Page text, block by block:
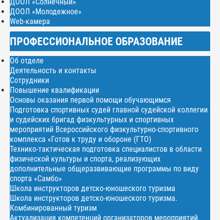
ДООЛ «Молодежное»
Web-камера
ПРОФЕССИОНАЛЬНОЕ ОБРАЗОВАНИЕ
Об отделе
Деятельность и контакты
Сотрудники
Повышение квалификации
Основы оказания первой помощи обучающимся
Подготовка спортивных судей главной судейской коллегии
и судейских бригад физкультурных и спортивных
мероприятий Всероссийского физкультурно-спортивного
комплекса «Готов к труду и обороне (ГТО)
Технико-тактическая подготовка специалистов в области
физической культуры и спорта, реализующих
дополнительные общеразвивающие программы по виду
спорта «Самбо»
Школа инструкторов детско-юношеского туризма
Школа инструкторов детско-юношеского туризма.
Комбинированный туризм
Актуализация компетенций организаторов мероприятий,